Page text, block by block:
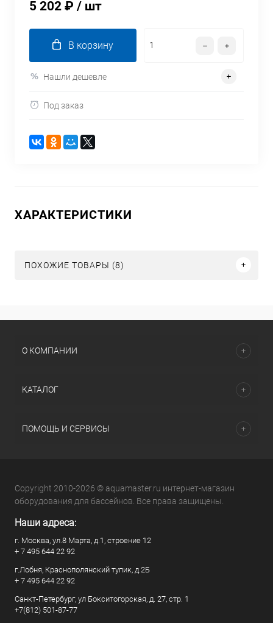
5 202 ₽ / шт
В корзину
Нашли дешевле
Под заказ
ХАРАКТЕРИСТИКИ
ПОХОЖИЕ ТОВАРЫ (8)
О КОМПАНИИ
КАТАЛОГ
ПОМОЩЬ И СЕРВИСЫ
Copyright 2010-2026 © aquamaster.ru интернет-магазин
оборудования для бассейнов. Все права защищены.
Наши адреса:
г. Москва, ул.8 Марта, д.1, строение 12
+ 7 495 644 22 92
г.Лобня, Краснополянский тупик, д.2Б
+ 7 495 644 22 92
Санкт-Петербург, ул Бокситогорская, д. 27, стр. 1
+7(812) 501-87-77